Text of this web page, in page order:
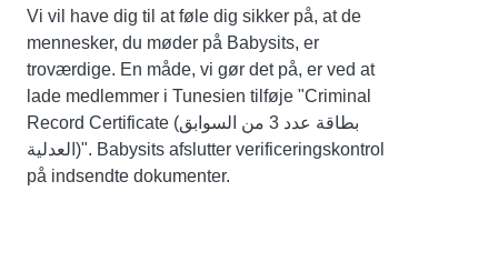
Vi vil have dig til at føle dig sikker på, at de
mennesker, du møder på Babysits, er
troværdige. En måde, vi gør det på, er ved at
lade medlemmer i Tunesien tilføje "Criminal
Record Certificate (بطاقة عدد 3 من السوابق
العدلية)". Babysits afslutter verificeringskontrol
på indsendte dokumenter.